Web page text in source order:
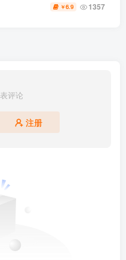
￥6.9 1357
评论
注册